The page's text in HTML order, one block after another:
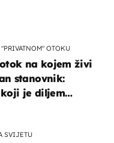
OTOKU
na kojem živi
stanovnik:
je diljem
SVIJETU